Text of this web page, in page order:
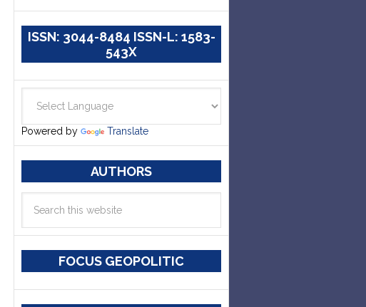
ISSN: 3044-8484 ISSN-L: 1583-
543X
Powered by Translate
AUTHORS
FOCUS GEOPOLITIC